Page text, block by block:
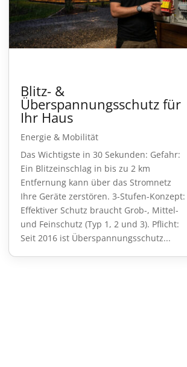
Blitz- &
Überspannungsschutz für
Ihr Haus
Energie & Mobilität
Das Wichtigste in 30 Sekunden: Gefahr:
Ein Blitzeinschlag in bis zu 2 km
Entfernung kann über das Stromnetz
Ihre Geräte zerstören. 3-Stufen-Konzept:
Effektiver Schutz braucht Grob-, Mittel-
und Feinschutz (Typ 1, 2 und 3). Pflicht:
Seit 2016 ist Überspannungsschutz...